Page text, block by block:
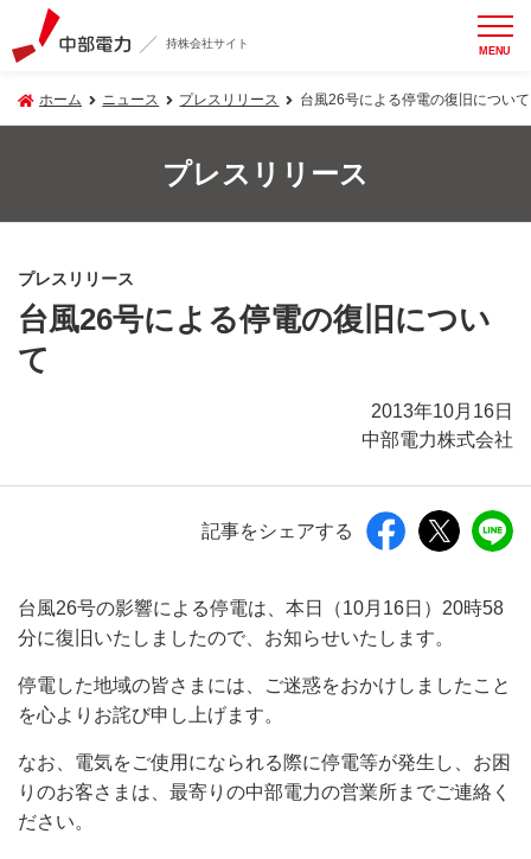
持株会社サイト MENU
ホーム ニュース プレスリリース 台風26号による停電の復旧について
プレスリリース
プレスリリース
台風26号による停電の復旧につい
て
2013年10月16日
中部電力株式会社
記事をシェアする
台風26号の影響による停電は、本日（10月16日）20時58
分に復旧いたしましたので、お知らせいたします。
停電した地域の皆さまには、ご迷惑をおかけしましたこと
を心よりお詫び申し上げます。
なお、電気をご使用になられる際に停電等が発生し、お困
りのお客さまは、最寄りの中部電力の営業所までご連絡く
ださい。